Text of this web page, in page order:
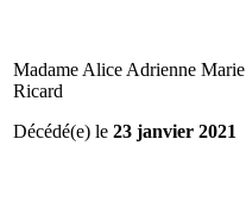
Madame Alice Adrienne Marie
Ricard
Décédé(e) le 23 janvier 2021